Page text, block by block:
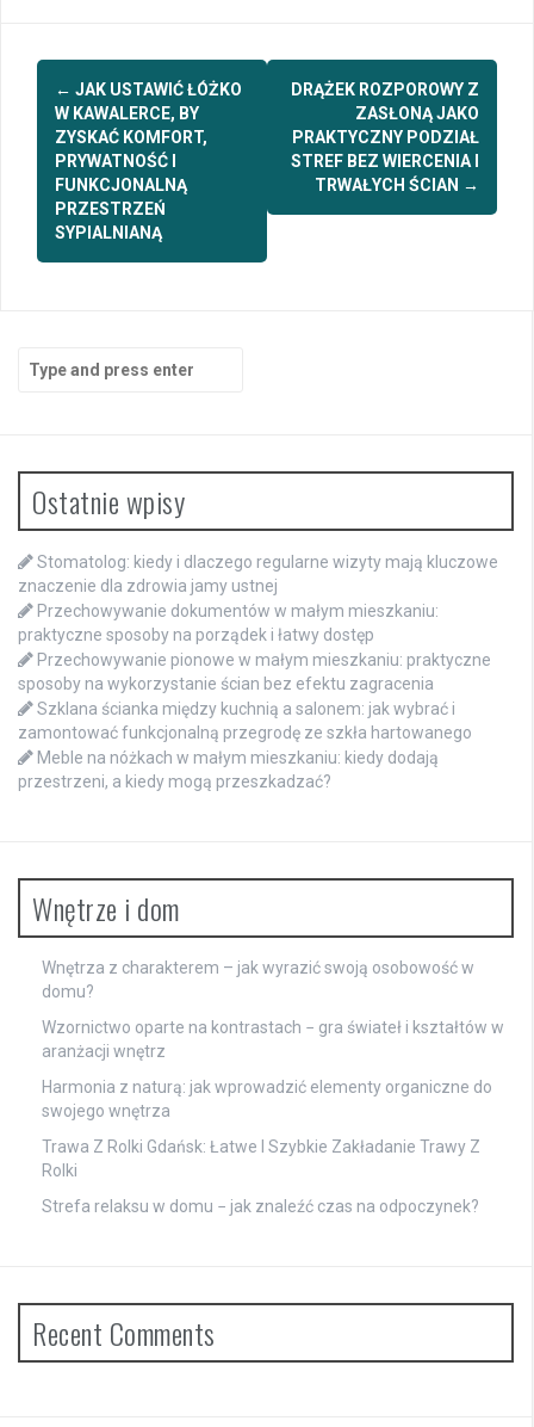
Post
navigation
← JAK USTAWIĆ ŁÓŻKO
W KAWALERCE, BY
ZYSKAĆ KOMFORT,
PRYWATNOŚĆ I
FUNKCJONALNĄ
PRZESTRZEŃ
SYPIALNIANĄ
DRĄŻEK ROZPOROWY Z
ZASŁONĄ JAKO
PRAKTYCZNY PODZIAŁ
STREF BEZ WIERCENIA I
TRWAŁYCH ŚCIAN →
for:
Ostatnie wpisy
Stomatolog: kiedy i dlaczego regularne wizyty mają kluczowe
znaczenie dla zdrowia jamy ustnej
Przechowywanie dokumentów w małym mieszkaniu:
praktyczne sposoby na porządek i łatwy dostęp
Przechowywanie pionowe w małym mieszkaniu: praktyczne
sposoby na wykorzystanie ścian bez efektu zagracenia
Szklana ścianka między kuchnią a salonem: jak wybrać i
zamontować funkcjonalną przegrodę ze szkła hartowanego
Meble na nóżkach w małym mieszkaniu: kiedy dodają
przestrzeni, a kiedy mogą przeszkadzać?
Wnętrze i dom
Wnętrza z charakterem – jak wyrazić swoją osobowość w
domu?
Wzornictwo oparte na kontrastach − gra świateł i kształtów w
aranżacji wnętrz
Harmonia z naturą: jak wprowadzić elementy organiczne do
swojego wnętrza
Trawa Z Rolki Gdańsk: Łatwe I Szybkie Zakładanie Trawy Z
Rolki
Strefa relaksu w domu − jak znaleźć czas na odpoczynek?
Recent Comments